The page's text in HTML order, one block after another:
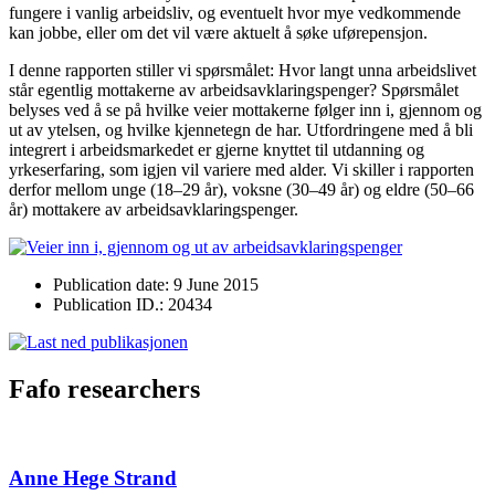
fungere i vanlig arbeidsliv, og eventuelt hvor mye vedkommende
kan jobbe, eller om det vil være aktuelt å søke uførepensjon.
I denne rapporten stiller vi spørsmålet: Hvor langt unna arbeidslivet
står egentlig mottakerne av arbeidsavklaringspenger? Spørsmålet
belyses ved å se på hvilke veier mottakerne følger inn i, gjennom og
ut av ytelsen, og hvilke kjennetegn de har. Utfordringene med å bli
integrert i arbeidsmarkedet er gjerne knyttet til utdanning og
yrkeserfaring, som igjen vil variere med alder. Vi skiller i rapporten
derfor mellom unge (18–29 år), voksne (30–49 år) og eldre (50–66
år) mottakere av arbeidsavklaringspenger.
Publication date: 9 June 2015
Publication ID.: 20434
Fafo researchers
Anne Hege Strand